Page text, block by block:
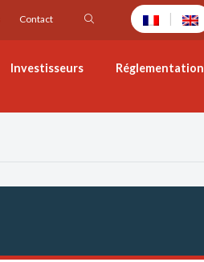
Contact |
Investisseurs Réglementation